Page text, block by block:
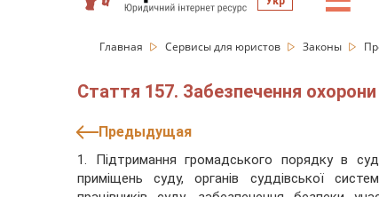
Главная Сервисы для юристов Законы
Стаття 157. Забезпечення
Предыдущая
1. Підтримання громадського порядку в
приміщень суду, органів суддівської